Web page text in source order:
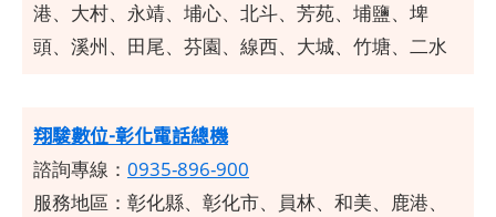
港、大村、永靖、埔心、北斗、芳苑、埔鹽、埤
頭、溪州、田尾、芬園、線西、大城、竹塘、二水
翔駿數位-彰化電話總機
諮詢專線： 0935-896-900
服務地區：彰化縣、彰化市、員林、和美、鹿港、